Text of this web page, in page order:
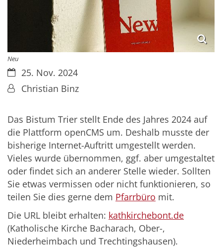
Neu
Datum:25. Nov. 2024
Von:Christian Binz
Das Bistum Trier stellt Ende des Jahres 2024 auf
die Plattform openCMS um. Deshalb musste der
bisherige Internet-Auftritt umgestellt werden.
Vieles wurde übernommen, ggf. aber umgestaltet
oder findet sich an anderer Stelle wieder. Sollten
Sie etwas vermissen oder nicht funktionieren, so
teilen Sie dies gerne dem Pfarrbüro mit.
Die URL bleibt erhalten: kathkirchebont.de
(Katholische Kirche Bacharach, Ober-,
Niederheimbach und Trechtingshausen).